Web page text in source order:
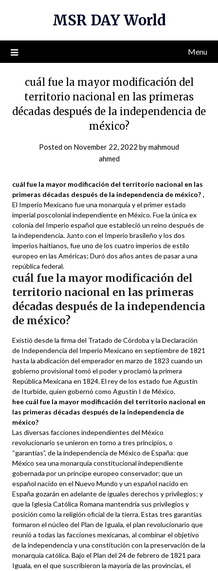
MSR DAY World
Menu
cuál fue la mayor modificación del
territorio nacional en las primeras
décadas después de la independencia de
méxico?
Posted on November 22, 2022 bymahmoud
ahmed
cuál fue la mayor modificación del territorio nacional en las
primeras décadas después de la independencia de méxico? ,
El Imperio Mexicano fue una monarquía y el primer estado
imperial poscolonial independiente en México. Fue la única ex
colonia del Imperio español que estableció un reino después de
la independencia. Junto con el Imperio brasileño y los dos
imperios haitianos, fue uno de los cuatro imperios de estilo
europeo en las Américas; Duró dos años antes de pasar a una
república federal.
cuál fue la mayor modificación del
territorio nacional en las primeras
décadas después de la independencia
de méxico?
Existió desde la firma del Tratado de Córdoba y la Declaración
de Independencia del Imperio Mexicano en septiembre de 1821
hasta la abdicación del emperador en marzo de 1823 cuando un
gobierno provisional tomó el poder y proclamó la primera
República Mexicana en 1824. El rey de los estado fue Agustín
de Iturbide, quien gobernó como Agustín I de México.
hee cuál fue la mayor modificación del territorio nacional en
las primeras décadas después de la independencia de
méxico?
Las diversas facciones independientes del México
revolucionario se unieron en torno a tres principios, o
“garantías”, de la independencia de México de España: que
México sea una monarquía constitucional independiente
gobernada por un príncipe europeo conservador; que un
español nacido en el Nuevo Mundo y un español nacido en
España gozarán en adelante de iguales derechos y privilegios; y
que la Iglesia Católica Romana mantendría sus privilegios y
posición como la religión oficial de la tierra. Estas tres garantías
formaron el núcleo del Plan de Iguala, el plan revolucionario que
reunió a todas las facciones mexicanas, al combinar el objetivo
de la independencia y una constitución con la preservación de la
monarquía católica. Bajo el Plan del 24 de febrero de 1821 para
Iguala, en el que suscribieron la mayoría de las provincias, el